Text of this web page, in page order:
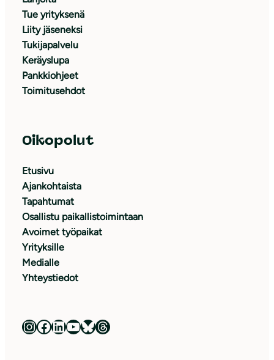
Tue yrityksenä
Liity jäseneksi
Tukijapalvelu
Keräyslupa
Pankkiohjeet
Toimitusehdot
Oikopolut
Etusivu
Ajankohtaista
Tapahtumat
Osallistu paikallistoimintaan
Avoimet työpaikat
Yrityksille
Medialle
Yhteystiedot
Luonnonsuojeluliitto Instagramissa Luonnonsuojeluliitto Facebookissa Luonnonsuojeluliitto LinkedInissä Luonnonsuojeluliiton YouTube-kanava Luonnonsuojeluliitto Blueskyssa Luonnonsuojeluliitto Threadsissa